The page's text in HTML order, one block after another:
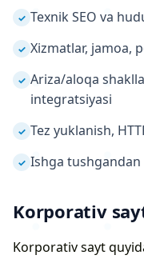
✓ Texnik SEO va
✓ Xizmatlar, jamoa,
✓ Ariza/aloqa
integratsiyasi
✓ Tez yuklanish,
✓ Ishga
Korporativ
Korporativ sayt